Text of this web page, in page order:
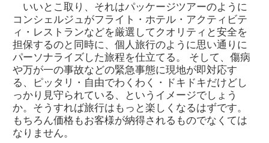
いいとこ取り、それはパッケージツアーのように
コンシェルジュがフライト・ホテル・アクティビテ
ィ・レストランなどを厳選してクオリティと安全を
担保するのと同時に、個人旅行のように思い通りに
パーソナライズした旅程を仕立てる。 そして、傷病
や万が一の事故などの緊急事態に現地が即対応す
る、ピッタリ・自由でわくわく・ドキドキだけどし
っかり見守られている、というイメージでしょう
か。そうすれば旅行はもっと楽しくなるはずです。
もちろん価格もお客様が納得されるものでなくては
なりません。